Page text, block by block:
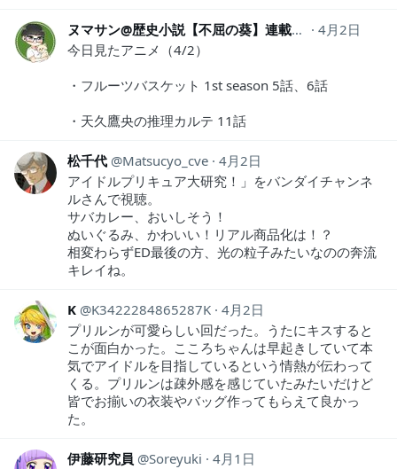
ヌマサン@歴史小説【不屈の葵】連載中！
4月2日
今日見たアニメ（4/2）
・フルーツバスケット 1st season 5話、6話
・天久鷹央の推理カルテ 11話
松千代 Matsucyo_cve 4月2日
アイドルプリキュア大研究！」をバンダイチャンネ
ルさんで視聴。
サバカレー、おいしそう！
ぬいぐるみ、かわいい！リアル商品化は！？
相変わらずED最後の方、光の粒子みたいなのの奔流
キレイね。
K K3422284865287K 4月2日
プリルンが可愛らしい回だった。うたにキスすると
こが面白かった。こころちゃんは早起きしていて本
気でアイドルを目指しているという情熱が伝わって
くる。プリルンは疎外感を感じていたみたいだけど
皆でお揃いの衣装やバッグ作ってもらえて良かっ
た。
伊藤研究員 Soreyuki
4月1日